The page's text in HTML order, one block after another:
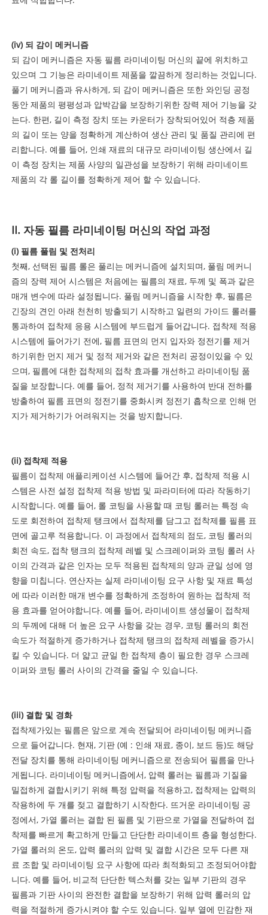
(iv) 되 감이 메커니즘
되 감이 메커니즘은 자동 필름 라미네이팅 머신의 끝에 위치하고
있으며 그 기능은 라미네이트 제품을 깔끔하게 정리하는 것입니다.
풀기 메커니즘과 유사하게, 되 감이 메커니즘은 또한 와인딩 공정
동안 제품의 평평성과 압박감을 보장하기위한 장력 제어 기능을 갖
는다. 한편, 길이 측정 장치 또는 카운터가 장착되어있어 적층 제품
의 길이 또는 양을 정확하게 계산하여 생산 관리 및 품질 관리에 편
리합니다. 예를 들어, 인쇄 재료의 대규모 라미네이팅 생산에서 길
이 측정 장치는 제품 사양의 일관성을 보장하기 위해 라미네이트
제품의 각 롤 길이를 정확하게 제어 할 수 있습니다.
II. 자동 필름 라미네이팅 머신의 작업 과정
(i) 필름 풀림 및 전처리
첫째, 선택된 필름 롤은 풀리는 메커니즘에 설치되며, 풀림 메커니
즘의 장력 제어 시스템은 처음에는 필름의 재료, 두께 및 폭과 같은
매개 변수에 따라 설정됩니다. 풀림 메커니즘을 시작한 후, 필름은
긴장의 견인 아래 천천히 방출되기 시작하고 일련의 가이드 롤러를
통과하여 접착제 응용 시스템에 부드럽게 들어갑니다. 접착제 적용
시스템에 들어가기 전에, 필름 표면의 먼지 입자와 정전기를 제거
하기위한 먼지 제거 및 정적 제거와 같은 전처리 공정이있을 수 있
으며, 필름에 대한 접착제의 접착 효과를 개선하고 라미네이팅 품
질을 보장합니다. 예를 들어, 정적 제거기를 사용하여 반대 전하를
방출하여 필름 표면의 정전기를 중화시켜 정전기 흡착으로 인해 먼
지가 제거하기가 어려워지는 것을 방지합니다.
(ii) 접착제 적용
필름이 접착제 애플리케이션 시스템에 들어간 후, 접착제 적용 시
스템은 사전 설정 접착제 적용 방법 및 파라미터에 따라 작동하기
시작합니다. 예를 들어, 롤 코팅을 사용할 때 코팅 롤러는 특정 속
도로 회전하여 접착제 탱크에서 접착제를 담그고 접착제를 필름 표
면에 골고루 적용합니다. 이 과정에서 접착제의 점도, 코팅 롤러의
회전 속도, 접착 탱크의 접착제 레벨 및 스크레이퍼와 코팅 롤러 사
이의 간격과 같은 인자는 모두 적용된 접착제의 양과 균일 성에 영
향을 미칩니다. 연산자는 실제 라미네이팅 요구 사항 및 재료 특성
에 따라 이러한 매개 변수를 정확하게 조정하여 원하는 접착제 적
용 효과를 얻어야합니다. 예를 들어, 라미네이트 생성물이 접착제
의 두께에 대해 더 높은 요구 사항을 갖는 경우, 코팅 롤러의 회전
속도가 적절하게 증가하거나 접착제 탱크의 접착제 레벨을 증가시
킬 수 있습니다. 더 얇고 균일 한 접착제 층이 필요한 경우 스크레
이퍼와 코팅 롤러 사이의 간격을 줄일 수 있습니다.
(iii) 결합 및 경화
접착제가있는 필름은 앞으로 계속 전달되어 라미네이팅 메커니즘
으로 들어갑니다. 현재, 기판 (예 : 인쇄 재료, 종이, 보드 등)도 해당
전달 장치를 통해 라미네이팅 메커니즘으로 전송되어 필름을 만나
게됩니다. 라미네이팅 메커니즘에서, 압력 롤러는 필름과 기질을
밀접하게 결합시키기 위해 특정 압력을 적용하고, 접착제는 압력의
작용하에 두 개를 젖고 결합하기 시작한다. 뜨거운 라미네이팅 공
정에서, 가열 롤러는 결합 된 필름 및 기판으로 가열을 전달하여 접
착제를 빠르게 확고하게 만들고 단단한 라미네이트 층을 형성한다.
가열 롤러의 온도, 압력 롤러의 압력 및 결합 시간은 모두 다른 재
료 조합 ​​및 라미네이팅 요구 사항에 따라 최적화되고 조정되어야합
니다. 예를 들어, 비교적 단단한 텍스처를 갖는 일부 기판의 경우
필름과 기판 사이의 완전한 결합을 보장하기 위해 압력 롤러의 압
력을 적절하게 증가시켜야 할 수도 있습니다. 일부 열에 민감한 재